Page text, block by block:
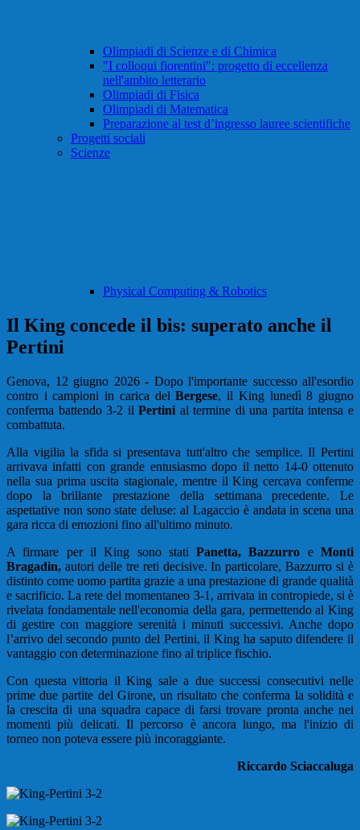
Olimpiadi di Scienze e di Chimica
"I colloqui fiorentini": progetto di eccellenza
nell'ambito letterario
Olimpiadi di Fisica
Olimpiadi di Matematica
Preparazione al test d’ingresso lauree scientifiche
Progetti sociali
Scienze
Physical Computing & Robotics
Il King concede il bis: superato anche il
Pertini
Genova, 12 giugno 2026 - Dopo l'importante successo all'esordio
contro i campioni in carica delBergese, il King lunedì 8 giugno
conferma battendo 3-2 ilPertini al termine di una partita intensa e
combattuta.
Alla vigilia la sfida si presentava tutt'altro che semplice. Il Pertini
arrivava infatti con grande entusiasmo dopo il netto 14-0 ottenuto
nella sua prima uscita stagionale, mentre il King cercava conferme
dopo la brillante prestazione della settimana precedente. Le
aspettative non sono state deluse: al Lagaccio è andata in scena una
gara ricca di emozioni fino all'ultimo minuto.
A firmare per il King sono statiPanetta, Bazzurro eMonti
Bragadin, autori delle tre reti decisive. In particolare, Bazzurro si è
distinto come uomo partita grazie a una prestazione di grande qualità
e sacrificio. La rete del momentaneo 3-1, arrivata in contropiede, si è
rivelata fondamentale nell'economia della gara, permettendo al King
di gestire con maggiore serenità i minuti successivi. Anche dopo
l’arrivo del secondo punto del Pertini, il King ha saputo difendere il
vantaggio con determinazione fino al triplice fischio.
Con questa vittoria il King sale a due successi consecutivi nelle
prime due partite del Girone, un risultato che conferma la solidità e
la crescita di una squadra capace di farsi trovare pronta anche nei
momenti più delicati. Il percorso è ancora lungo, ma l'inizio di
torneo non poteva essere più incoraggiante.
Riccardo Sciaccaluga